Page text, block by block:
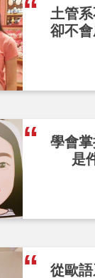
土管系
卻不會
學會掌
是
從歐